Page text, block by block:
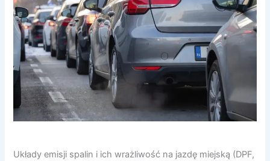
Układy emisji spalin i ich wrażliwość na jazdę miejską (DPF,